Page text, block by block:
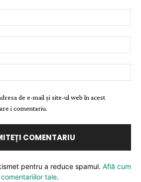
de e-mail și site-ul web în acest
i comentariu.
pentru a reduce spamul. Află cum
tale.